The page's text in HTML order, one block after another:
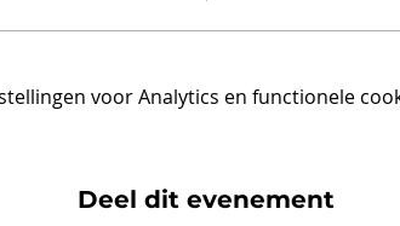
voor Analytics en functionele
Deel dit evenement